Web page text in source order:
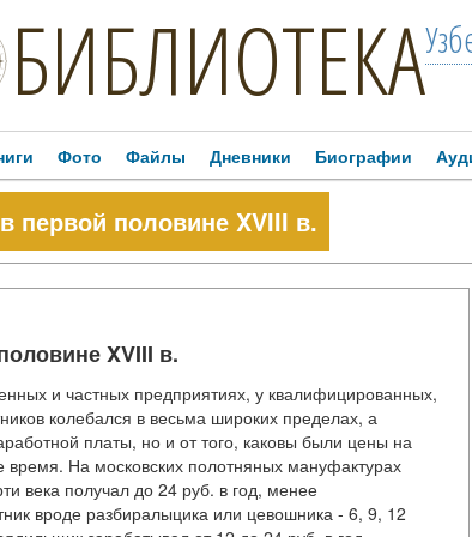
БИБЛИОТЕКА
Фото Файлы Дневники Биографии
первой половине XVIII в.
XVIII в.
и частных предприятиях, у квалифицированных,
колебался в весьма широких пределах, а
платы, но и от того, каковы были цены на
На московских полотняных мануфактурах
века получал до 24 руб. в год, менее
вроде разбиралыцика или цевошника - 6, 9, 12